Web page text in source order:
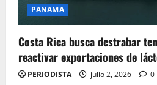
PANAMA
Costa Rica busca destrabar
reactivar exportaciones de
PERIODISTA julio 2, 2026 0